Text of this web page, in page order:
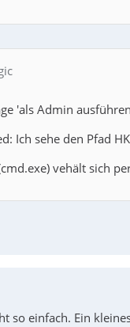
'als Admin
Ich sehe den Pfad
vehält sich
so einfach. Ein